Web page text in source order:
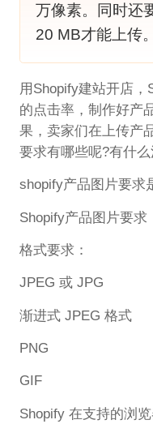
万像素。同时还
20 MB才能上传。
用Shopify建站开店
的点击率，制作好产
果，卖家们在上传产
要求有哪些呢?有什
shopify产品图片要求
Shopify产品图片要求
格式要求：
JPEG 或 JPG
渐进式 JPEG 格式
PNG
GIF
Shopify 在支持的浏